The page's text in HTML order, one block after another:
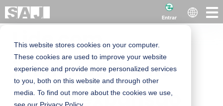
This website stores cookies on your computer.
These cookies are used to improve your website
experience and provide more personalized services
to you, both on this website and through other
media. To find out more about the cookies we use,
Entrar
Lide com
interrupções na
rede e expansão